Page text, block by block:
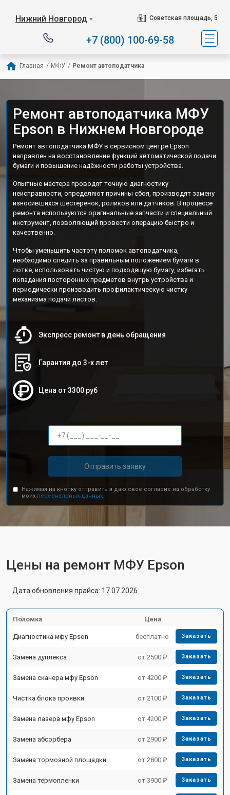
Нижний Новгород ▼ Советская площадь, 5
+7 (800) 100-69-58
Главная / МФУ / Ремонт автоподатчика
Ремонт автоподатчика МФУ
Epson в Нижнем Новгороде
Ремонт автоподатчика МФУ в сервисном центре Epson
направлен на восстановление функций автоматической подачи
бумаги и повышение надёжности работы устройства.
Опытные мастера проводят точную диагностику
неисправности, определяют причины сбоя, производят замену
износившихся шестерёнок, роликов или датчиков. В процессе
ремонта используются оригинальные запчасти и специальный
инструмент, позволяющий провести операцию быстро и
качественно.
Чтобы уменьшить частоту поломок автоподатчика,
необходимо следить за правильным положением бумаги в
лотке, использовать чистую и подходящую бумагу, избегать
попадания посторонних предметов внутрь устройства и
периодически производить профилактическую чистку
механизма подачи листов.
Экспресс ремонт в день обращения
Гарантия до 3-х лет
Цена от 3300 руб
Отправить заявку
Нажимая на кнопку отправить я даю свое согласие на обработку
моих персональных данных.
Цены на ремонт МФУ Epson
Дата обновления прайса: 17.07.2026
Поломка Цена
Диагностика мфу Epson бесплатно Заказать
Замена дуплекса от 2500 ₽ Заказать
Замена сканера мфу Epson от 4200 ₽ Заказать
Чистка блока проявки от 2100 ₽ Заказать
Замена лазера мфу Epson от 4200 ₽ Заказать
Замена абсорбера от 2900 ₽ Заказать
Замена тормозной площадки от 2800 ₽ Заказать
Замена термопленки от 3900 ₽ Заказать